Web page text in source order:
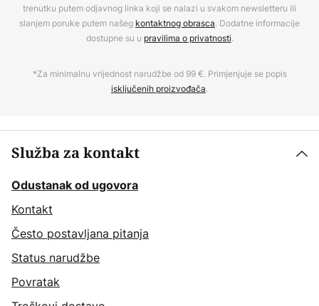
trenutku putem odjavnog linka koji se nalazi u svakom newsletteru ili
slanjem poruke putem našeg kontaktnog obrasca. Dodatne informacije
dostupne su u pravilima o privatnosti.
*Za minimalnu vrijednost narudžbe od 99 €. Primjenjuje se popis
isključenih proizvođača.
Služba za kontakt
Odustanak od ugovora
Kontakt
Često postavljana pitanja
Status narudžbe
Povratak